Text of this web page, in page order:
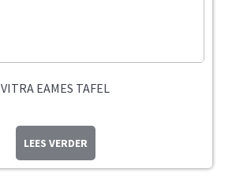
VITRA EAMES TAFEL
LEES VERDER